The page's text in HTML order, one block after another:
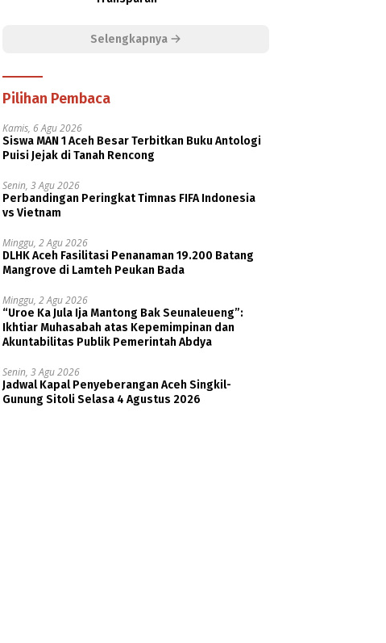
Selengkapnya
Pilihan Pembaca
Kamis, 6 Agu 2026
Siswa MAN 1 Aceh Besar Terbitkan Buku Antologi
Puisi Jejak di Tanah Rencong
Senin, 3 Agu 2026
Perbandingan Peringkat Timnas FIFA Indonesia
vs Vietnam
Minggu, 2 Agu 2026
DLHK Aceh Fasilitasi Penanaman 19.200 Batang
Mangrove di Lamteh Peukan Bada
Minggu, 2 Agu 2026
“Uroe Ka Jula Ija Mantong Bak Seunaleueng”:
Ikhtiar Muhasabah atas Kepemimpinan dan
Akuntabilitas Publik Pemerintah Abdya
Senin, 3 Agu 2026
Jadwal Kapal Penyeberangan Aceh Singkil-
Gunung Sitoli Selasa 4 Agustus 2026